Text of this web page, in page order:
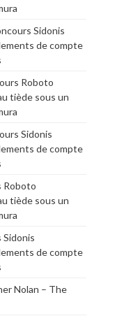
Sidonis
de compte
Roboto
tiède sous un
Sidonis
de compte
Roboto
tiède sous un
Sidonis
de compte
Nolan – The